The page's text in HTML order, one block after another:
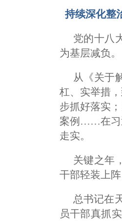
持续深化整
党的十八
为基层减负。
从《关于
杠、实举措
步抓好落实
案例……在习
走实。
关键之年
干部轻装上
总书记在
员干部真抓